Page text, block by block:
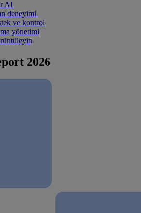
AI
deneyimi
ve kontrol
yönetimi
2026